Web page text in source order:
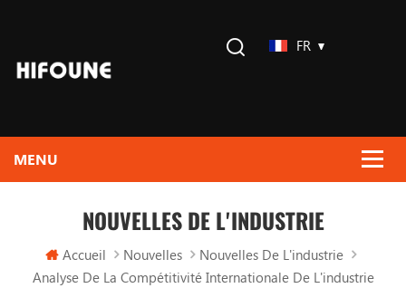
FR
NOUVELLES DE L'INDUSTRIE
Accueil Nouvelles
Nouvelles De L'industrie
Analyse De La Compétitivité Internationale De L'industrie